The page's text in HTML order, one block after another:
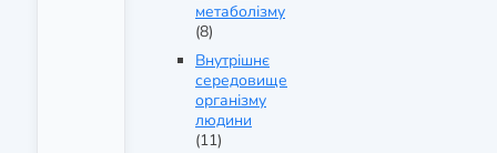
метаболізму
(8)
Внутрішнє
середовище
організму
людини
(11)